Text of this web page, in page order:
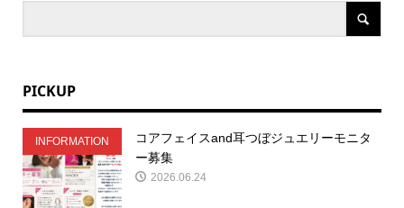
PICKUP
INFORMATION
コアフェイスand耳つぼジュエリーモニタ
ー募集
2026.06.24